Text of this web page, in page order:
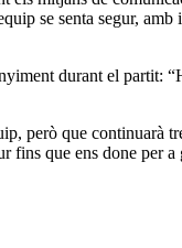
se senta segur,
durant el
però que
fins que ens done per